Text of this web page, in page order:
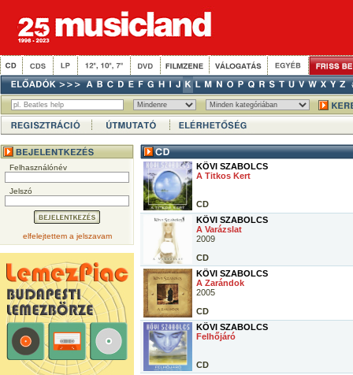
Felhasználónév
Jelszó
elfelejtettem a jelszavam
KÖVI SZABOLCS
A Titkos Kert
CD
KÖVI SZABOLCS
A Varázslat
2009
CD
KÖVI SZABOLCS
A Zarándok
2005
CD
KÖVI SZABOLCS
Felhőjáró
CD